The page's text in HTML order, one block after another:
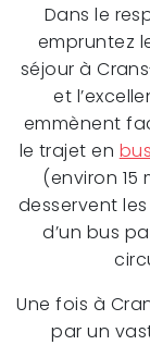
Dans le
empruntez
séjour à
et
emmènent
le trajet en bus
(environ 15
desservent
d’un bus
Une fois à
par un